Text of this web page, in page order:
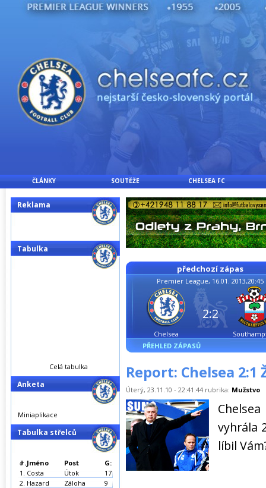
ČLÁNKY SOUTĚŽE CHELSEA FC
předchozí zápas
Premier League, 16.01. 2013,20:45
Chelsea
2:2
PŘEHLED ZÁPASŮ
Report: Chelsea 2:1
Úterý, 23.11.10 - 22:41:44 rubrika: Mužstvo
vyhrála
líbil
Reklama
Tabulka
Celá tabulka
Anketa
Miniaplikace
Tabulka střelců
#.Jméno Post
G:
1. Costa Útok
17
2. Hazard Záloha
9